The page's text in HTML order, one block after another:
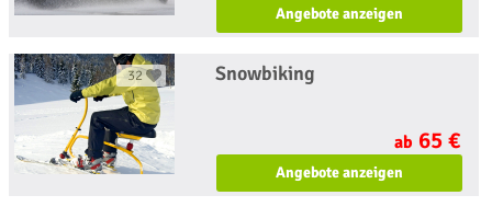
Angebote anzeigen
32 Snowbiking
ab 65 €
Angebote anzeigen